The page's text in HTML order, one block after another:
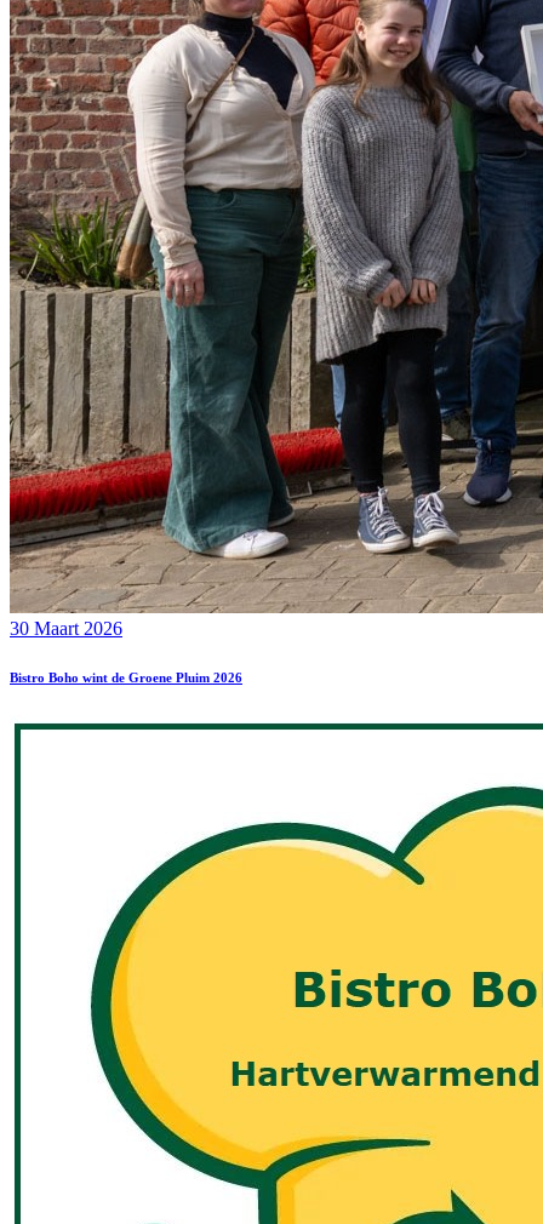
30 Maart 2026
Bistro Boho wint de Groene Pluim 2026